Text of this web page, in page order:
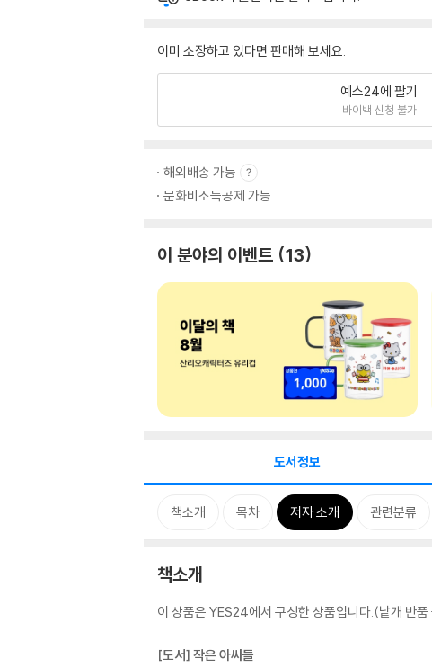
이미 소장하고 있다면 판매해 보세요.
예스24에 팔기
바이백 신청 불가
해외배송 가능
문화비소득공제 가능
이 분야의 이벤트 13
도서정보
책소개 목차 저자 소개 관련분류
책소개
이 상품은 YES24에서 구성한 상품입니다.(낱개 반품
[도서] 작은 아씨들